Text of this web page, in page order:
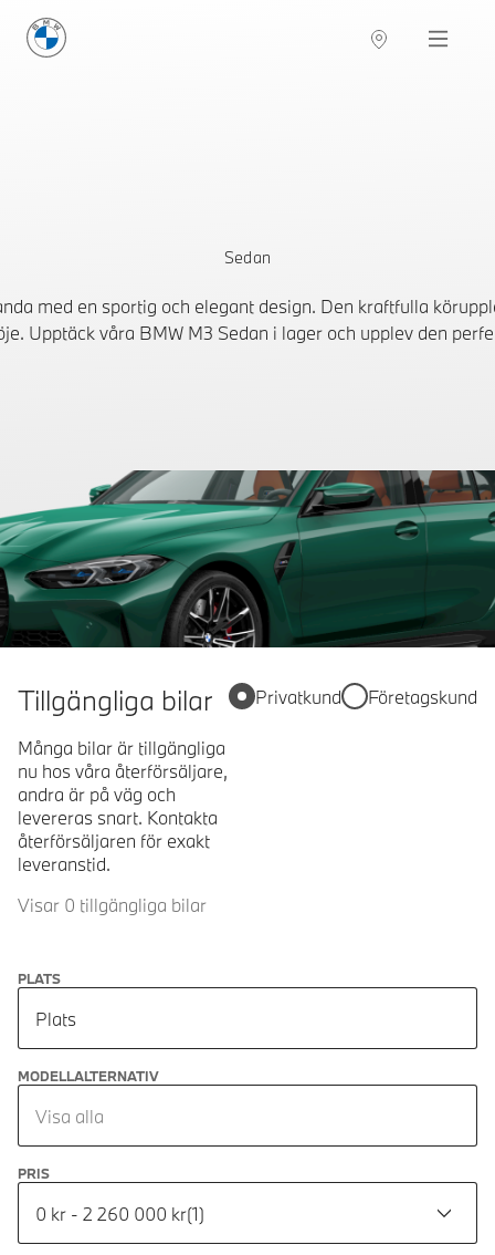
BMW Sverige Navigation
Sedan
med en sportig och elegant design. Den kraftfulla
Upptäck våra BMW M3 Sedan i lager och upplev den
Tillgängliga bilar
Många bilar är tillgängliga
nu hos våra återförsäljare,
andra är på väg och
levereras snart. Kontakta
återförsäljaren för exakt
leveranstid.
Visar 0 tillgängliga bilar
Privatkund Företagskund
PLATS
Plats
MODELLALTERNATIV
Visa alla
PRIS
0 kr - 2 260 000 kr(1)